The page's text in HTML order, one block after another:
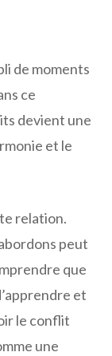
de moments
ce
devient une
et le
relation.
peut
que
et
le conflit
une